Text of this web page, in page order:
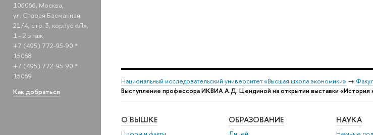
105066, Москва,
ул. Старая Басманная
21/4, стр. 3, корпус «Л»,
1 - 2 этаж.
+7 (495) 772-95-90 *
15068
+7 (495) 772-95-90 *
15069
Как добраться
Национальный исследовательский университет «Высшая школа экономики» →
Выступление профессора ИКВИА А.Д. Цендиной на открытии выставки «История
О ВЫШКЕ ОБРАЗОВАНИЕ НАУКА